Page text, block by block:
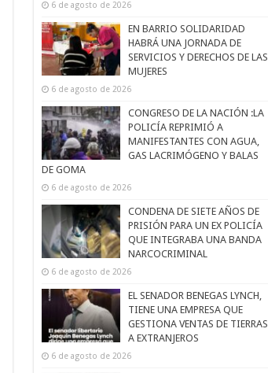
6 de agosto de 2026
EN BARRIO SOLIDARIDAD
HABRÁ UNA JORNADA DE
SERVICIOS Y DERECHOS DE LAS
MUJERES
6 de agosto de 2026
CONGRESO DE LA NACIÓN :LA
POLICÍA REPRIMIÓ A
MANIFESTANTES CON AGUA,
GAS LACRIMÓGENO Y BALAS
DE GOMA
6 de agosto de 2026
CONDENA DE SIETE AÑOS DE
PRISIÓN PARA UN EX POLICÍA
QUE INTEGRABA UNA BANDA
NARCOCRIMINAL
6 de agosto de 2026
EL SENADOR BENEGAS LYNCH,
TIENE UNA EMPRESA QUE
GESTIONA VENTAS DE TIERRAS
A EXTRANJEROS
6 de agosto de 2026